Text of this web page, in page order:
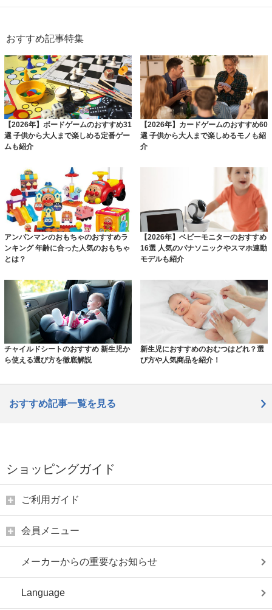
おすすめ記事特集
【2026年】ボードゲームのおすすめ31
選 子供から大人まで楽しめる定番ゲー
ムも紹介
【2026年】カードゲームのおすすめ60
選 子供から大人まで楽しめるモノも紹
介
アンパンマンのおもちゃのおすすめラ
ンキング 年齢に合った人気のおもちゃ
とは？
【2026年】ベビーモニターのおすすめ
16選 人気のパナソニックやスマホ連動
モデルも紹介
チャイルドシートのおすすめ 新生児か
ら使える選び方を徹底解説
新生児におすすめのおむつはどれ？選
び方や人気商品を紹介！
おすすめ記事一覧を見る
ショッピングガイド
ご利用ガイド
会員メニュー
メーカーからの重要なお知らせ
Language